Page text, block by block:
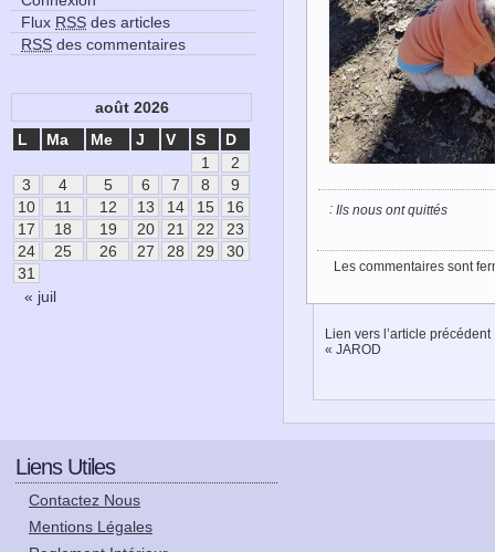
: Ils nous ont quittés
Les commentaires sont
Lien vers l’article précédent
« JAROD
Flux RSS des articles
RSS des commentaires
août 2026
L
Ma Me J V S D
« juil
1
2
3
4 5 6 7 8
9
10
11 12 13 14 15
16
17
18 19 20 21 22
23
24
25 26 27 28 29
30
31
Liens Utiles
Contactez Nous
Mentions Légales